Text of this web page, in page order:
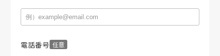
電話番号